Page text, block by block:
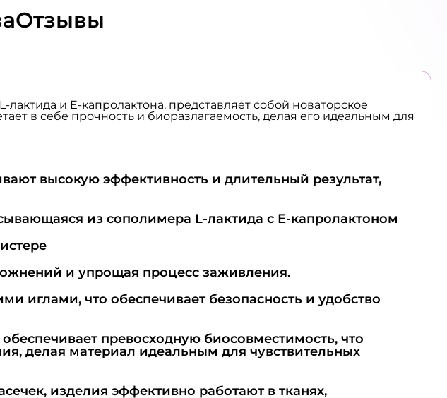
Отзывы
и Е-капролактона, представляет собой новаторское
в себе прочность и биоразлагаемость, делая его идеальным для
высокую эффективность и длительный результат,
из сополимера L-лактида с Е-капролактоном
и упрощая процесс заживления.
иглами, что обеспечивает безопасность и удобство
превосходную биосовместимость, что
делая материал идеальным для чувствительных
изделия эффективно работают в тканях,